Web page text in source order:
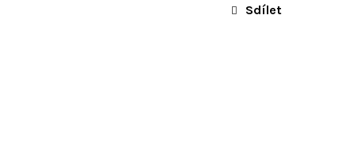
Sdílet